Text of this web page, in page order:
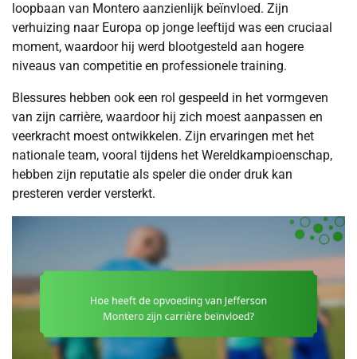
loopbaan van Montero aanzienlijk beïnvloed. Zijn
verhuizing naar Europa op jonge leeftijd was een cruciaal
moment, waardoor hij werd blootgesteld aan hogere
niveaus van competitie en professionele training.
Blessures hebben ook een rol gespeeld in het vormgeven
van zijn carrière, waardoor hij zich moest aanpassen en
veerkracht moest ontwikkelen. Zijn ervaringen met het
nationale team, vooral tijdens het Wereldkampioenschap,
hebben zijn reputatie als speler die onder druk kan
presteren verder versterkt.